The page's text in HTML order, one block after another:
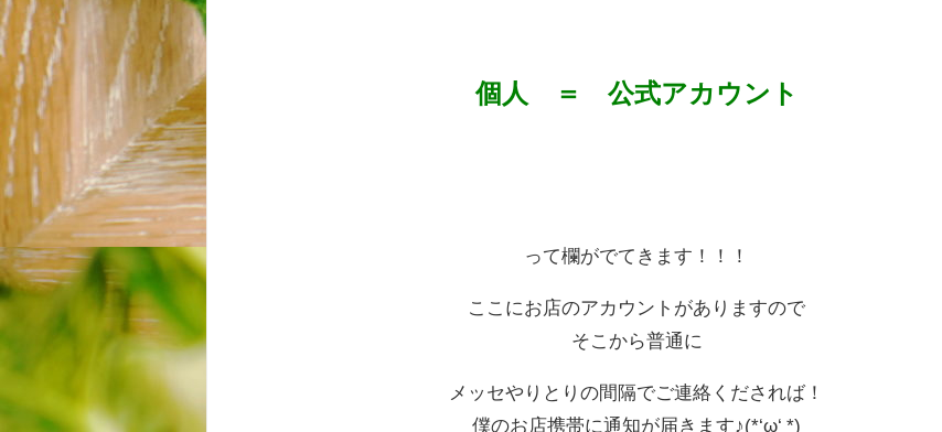
個人 ＝ 公式アカウント
って欄がでてきます！！！
ここにお店のアカウントがありますので
そこから普通に
メッセやりとりの間隔でご連絡くだされば！
僕のお店携帯に通知が届きます♪(*‘ω‘ *)